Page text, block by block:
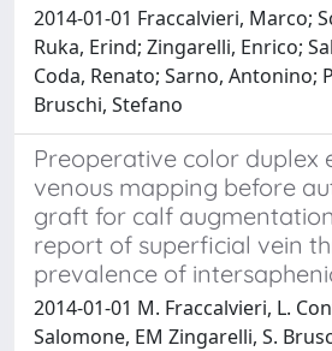
2014-01-01 Fraccalvieri, Marco;
Ruka, Erind; Zingarelli, Enrico;
Coda, Renato; Sarno, Antonino;
Bruschi, Stefano
Preoperative color duplex
venous mapping before
graft for calf
report of superficial vein
prevalence of
2014-01-01 M. Fraccalvieri, L.
Salomone, EM Zingarelli, S.